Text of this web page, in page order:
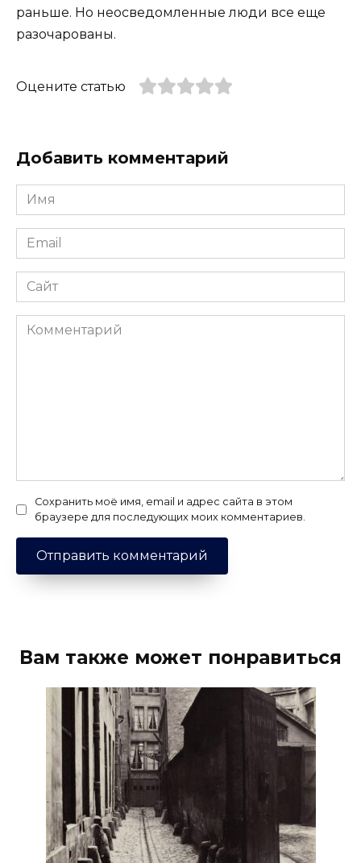
раньше. Но неосведомленные люди все еще
разочарованы.
Оцените статью
Добавить комментарий
Имя
*
Email
*
Сайт
Комментарий
Сохранить моё имя, email и адрес сайта в этом
браузере для последующих моих комментариев.
Вам также может понравиться